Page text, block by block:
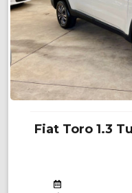
Fiat Toro 1.3